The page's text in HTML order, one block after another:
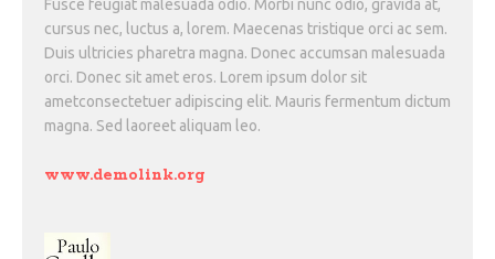
Fusce feugiat malesuada odio. Morbi nunc odio, gravida at,
cursus nec, luctus a, lorem. Maecenas tristique orci ac sem.
Duis ultricies pharetra magna. Donec accumsan malesuada
orci. Donec sit amet eros. Lorem ipsum dolor sit
ametconsectetuer adipiscing elit. Mauris fermentum dictum
magna. Sed laoreet aliquam leo.
www.demolink.org